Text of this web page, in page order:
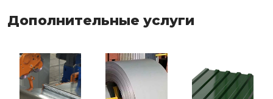
Дополнительные услуги